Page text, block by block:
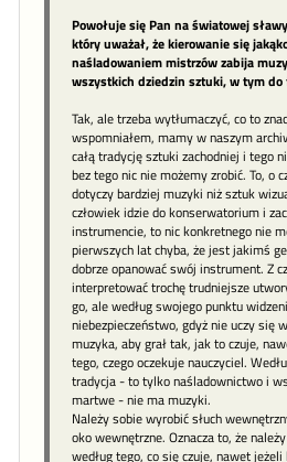
Powołuje się Pan na światowej
który uważał, że kierowanie się
naśladowaniem mistrzów zabija
wszystkich dziedzin sztuki, w tym do
Tak, ale trzeba wytłumaczyć, co to
wspomniałem, mamy w naszym
całą tradycję sztuki zachodniej i tego
bez tego nic nie możemy zrobić. To, o
dotyczy bardziej muzyki niż sztuk
człowiek idzie do konserwatorium i
instrumencie, to nic konkretnego nie
pierwszych lat chyba, że jest jakimś
dobrze opanować swój instrument. Z
interpretować trochę trudniejsze
go, ale według swojego punktu
niebezpieczeństwo, gdyż nie uczy się
muzyka, aby grał tak, jak to czuje,
tego, czego oczekuje nauczyciel.
tradycja - to tylko naśladownictwo i
martwe - nie ma muzyki.
Należy sobie wyrobić słuch
oko wewnętrzne. Oznacza to, że
według tego, co się czuje, nawet